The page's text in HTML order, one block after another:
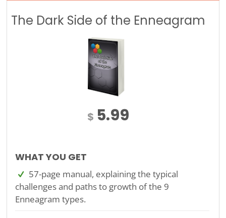
The Dark Side of the Enneagram
$ 5.99
WHAT YOU GET
57-page manual, explaining the typical
challenges and paths to growth of the 9
Enneagram types.